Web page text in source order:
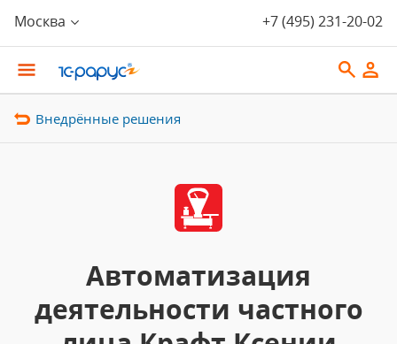
Москва +7 (495) 231-20-02
Внедрённые решения
Автоматизация
деятельности частного